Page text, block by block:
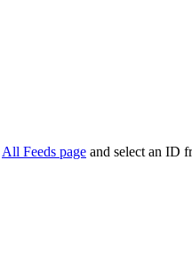
All Feeds page and select an ID